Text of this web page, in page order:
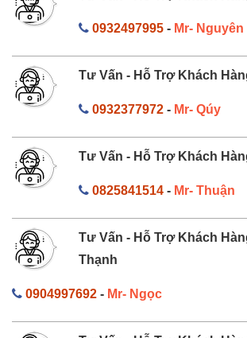
0932497995- Mr- Nguyên
Tư Vấn - Hỗ Trợ Khách
0932377972- Mr- Qúy
Tư Vấn - Hỗ Trợ Khách
0825841514- Mr- Thuận
Tư Vấn - Hỗ Trợ Khách
Thạnh
0904997692 - Mr- Ngọc